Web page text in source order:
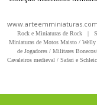
Rock e Miniaturas de Rock
|
Miniaturas de Motos Maisto / Welly
de Jogadores / Militares
Cavaleiros medieval / Safari e